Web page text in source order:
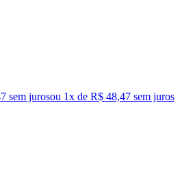
sem jurosou 1x de R$ 48,47 sem juros